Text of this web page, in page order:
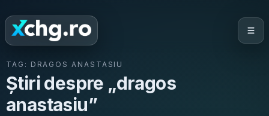
TAG: DRAGOS ANASTASIU
Știri despre „dragos
anastasiu”